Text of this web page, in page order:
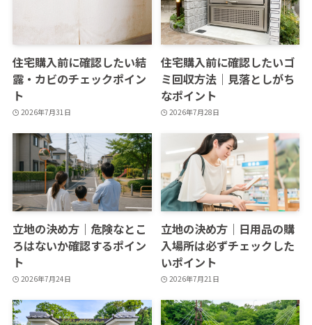
住宅購入前に確認したい結
露・カビのチェックポイン
ト
2026年7月31日
住宅購入前に確認したいゴ
ミ回収方法｜見落としがち
なポイント
2026年7月28日
立地の決め方｜危険なとこ
ろはないか確認するポイン
ト
2026年7月24日
立地の決め方｜日用品の購
入場所は必ずチェックした
いポイント
2026年7月21日